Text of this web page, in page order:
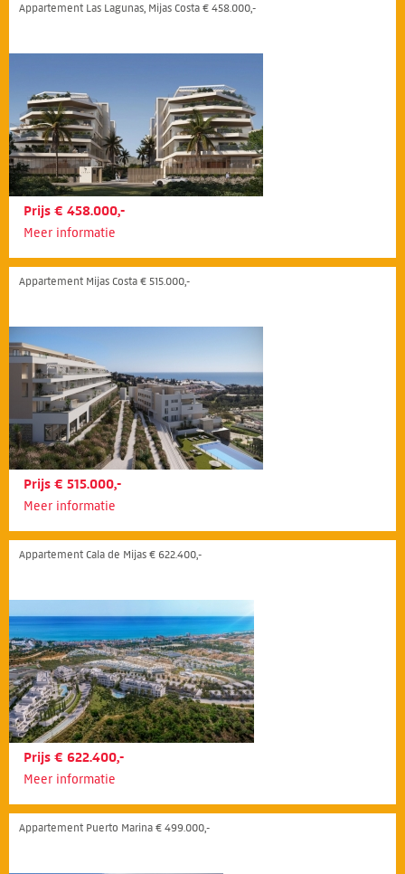
Appartement Las Lagunas, Mijas Costa € 458.000,-
Prijs € 458.000,-
Meer informatie
Appartement Mijas Costa € 515.000,-
Prijs € 515.000,-
Meer informatie
Appartement Cala de Mijas € 622.400,-
Prijs € 622.400,-
Meer informatie
Appartement Puerto Marina € 499.000,-